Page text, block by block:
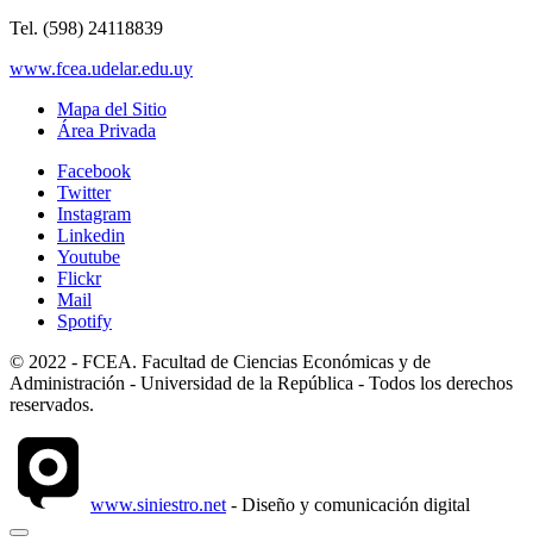
Tel. (598) 24118839
www.fcea.udelar.edu.uy
Mapa del Sitio
Área Privada
Facebook
Twitter
Instagram
Linkedin
Youtube
Flickr
Mail
Spotify
© 2022 - FCEA. Facultad de Ciencias Económicas y de
Administración - Universidad de la República - Todos los derechos
reservados.
www.siniestro.net - Diseño y comunicación digital